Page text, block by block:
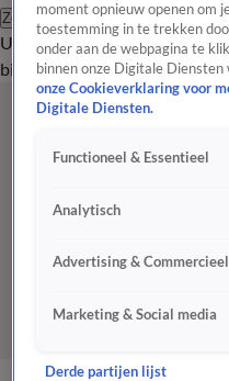
Zoeken
UitzendingenVandaag Inside
bijwonen
moment opnieuw openen om
toestemming in te trekken
onder aan de webpagina te
binnen onze Digitale
onze Cookieverklaring voor
Digitale Diensten.
Functioneel & Essentieel
Analytisch
Advertising & Commercieel
Marketing & Social media
Derde partijen lijst